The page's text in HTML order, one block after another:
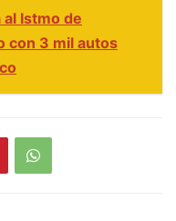
al Istmo de
con 3 mil autos